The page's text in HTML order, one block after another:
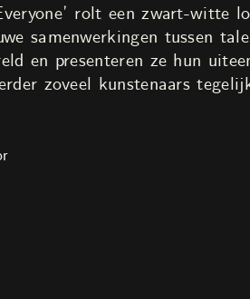
rolt een zwart-witte
samenwerkingen tussen
en presenteren ze hun
zoveel kunstenaars